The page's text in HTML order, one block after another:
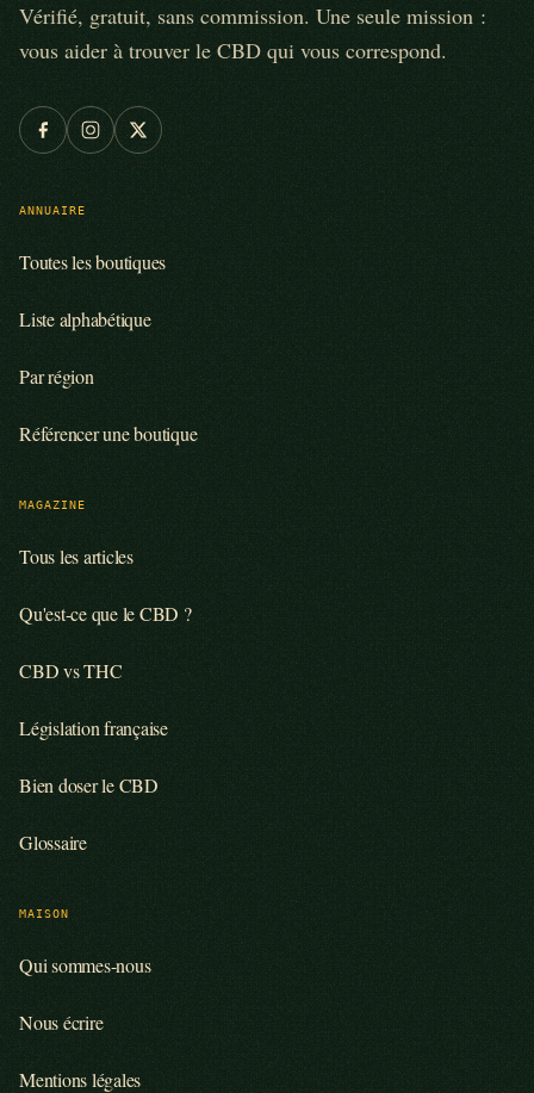
Vérifié, gratuit, sans commission. Une seule mission :
vous aider à trouver le CBD qui vous correspond.
ANNUAIRE
Toutes les boutiques
Liste alphabétique
Par région
Référencer une boutique
MAGAZINE
Tous les articles
Qu'est-ce que le CBD ?
CBD vs THC
Législation française
Bien doser le CBD
Glossaire
MAISON
Qui sommes-nous
Nous écrire
Mentions légales